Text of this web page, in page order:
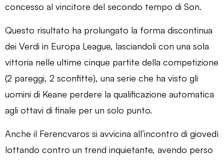
concesso al vincitore del secondo tempo di Son.
Questo risultato ha prolungato la forma discontinua
dei Verdi in Europa League, lasciandoli con una sola
vittoria nelle ultime cinque partite della competizione
(2 pareggi, 2 sconfitte), una serie che ha visto gli
uomini di Keane perdere la qualificazione automatica
agli ottavi di finale per un solo punto.
Anche il Ferencvaros si avvicina all’incontro di giovedì
lottando contro un trend inquietante, avendo perso